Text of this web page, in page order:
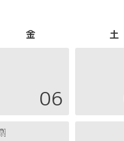
金 土
06